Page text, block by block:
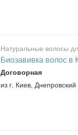
Натуральные волосы
Биозавивка волос в
Договорная
из г. Киев, Днепровский